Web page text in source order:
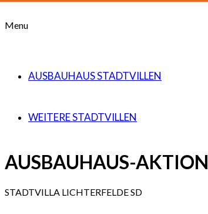
Menu
AUSBAUHAUS STADTVILLEN
WEITERE STADTVILLEN
AUSBAUHAUS-AKTION
STADTVILLA LICHTERFELDE SD